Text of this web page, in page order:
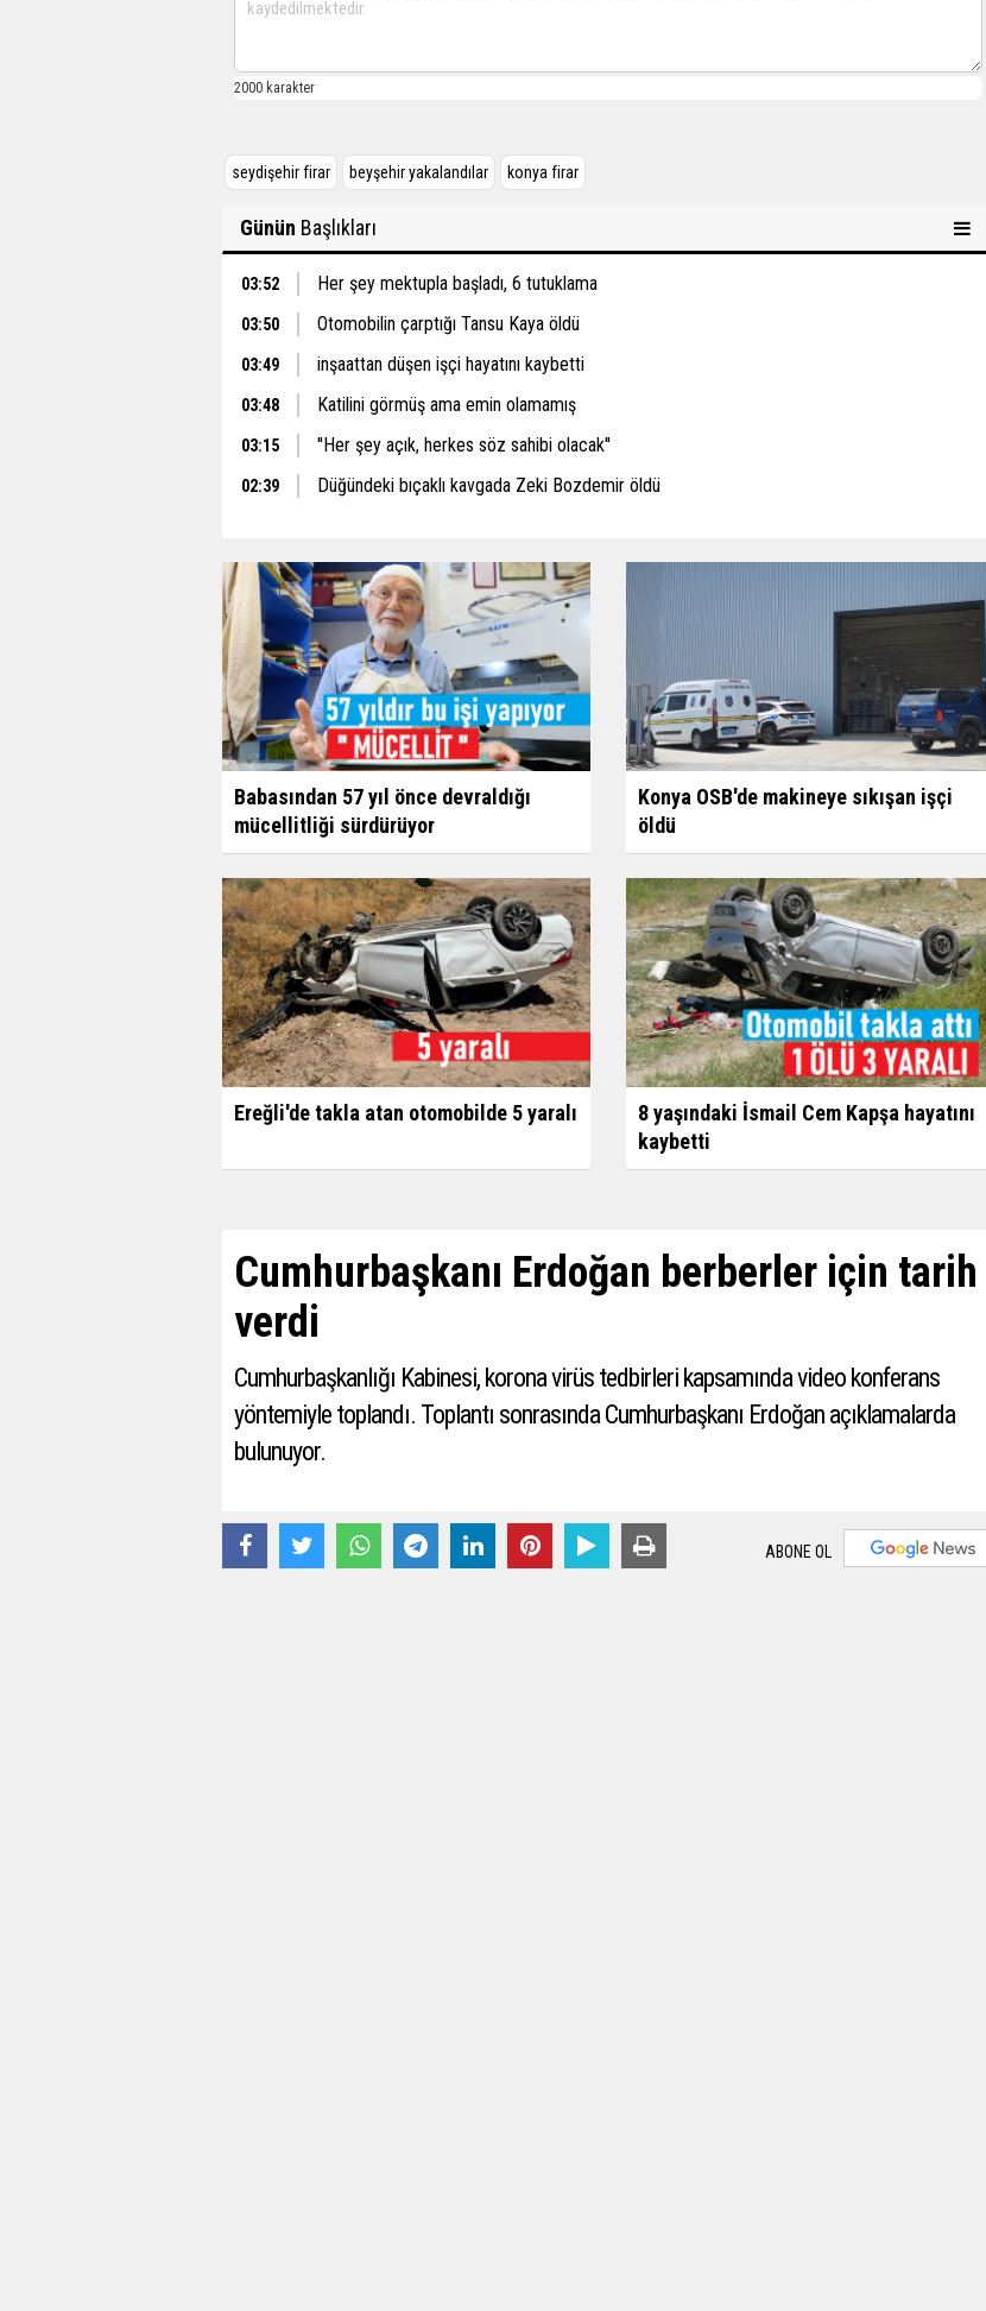
seydişehir firar beyşehir yakalandılar konya firar
Günün Başlıkları
03:52 Her şey mektupla başladı, 6 tutuklama
03:50 Otomobilin çarptığı Tansu Kaya öldü
03:49 inşaattan düşen işçi hayatını kaybetti
03:48 Katilini görmüş ama emin olamamış
03:15 ''Her şey açık, herkes söz sahibi olacak''
02:39 Düğündeki bıçaklı kavgada Zeki Bozdemir öldü
Babasından 57 yıl önce devraldığı
mücellitliği sürdürüyor
Konya OSB'de makineye sıkışan işçi
öldü
Ereğli'de takla atan otomobilde 5 yaralı
8 yaşındaki İsmail Cem Kapşa hayatını
kaybetti
Cumhurbaşkanı Erdoğan berberler için tarih
verdi
Cumhurbaşkanlığı Kabinesi, korona virüs tedbirleri kapsamında video konferans
yöntemiyle toplandı. Toplantı sonrasında Cumhurbaşkanı Erdoğan açıklamalarda
bulunuyor.
ABONE OL